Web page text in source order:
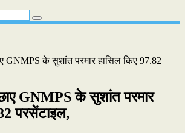
GNMPS के सुशांत परमार हासिल किए 97.82
GNMPS के सुशांत परमार
परसेंटाइल,